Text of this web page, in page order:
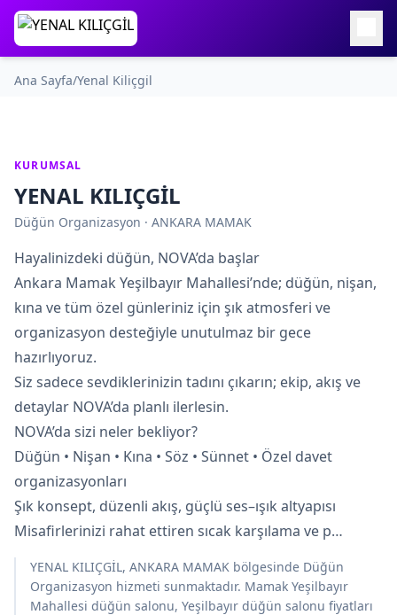
Ana Sayfa/Yenal Kiliçgi̇l
KURUMSAL
YENAL KILIÇGİL
Düğün Organizasyon · ANKARA MAMAK
Hayalinizdeki düğün, NOVA’da başlar
Ankara Mamak Yeşilbayır Mahallesi’nde; düğün, nişan,
kına ve tüm özel günleriniz için şık atmosferi ve
organizasyon desteğiyle unutulmaz bir gece
hazırlıyoruz.
Siz sadece sevdiklerinizin tadını çıkarın; ekip, akış ve
detaylar NOVA’da planlı ilerlesin.
NOVA’da sizi neler bekliyor?
Düğün • Nişan • Kına • Söz • Sünnet • Özel davet
organizasyonları
Şık konsept, düzenli akış, güçlü ses–ışık altyapısı
Misafirlerinizi rahat ettiren sıcak karşılama ve p…
YENAL KILIÇGİL, ANKARA MAMAK bölgesinde Düğün
Organizasyon hizmeti sunmaktadır. Mamak Yeşilbayır
Mahallesi düğün salonu, Yeşilbayır düğün salonu fiyatları